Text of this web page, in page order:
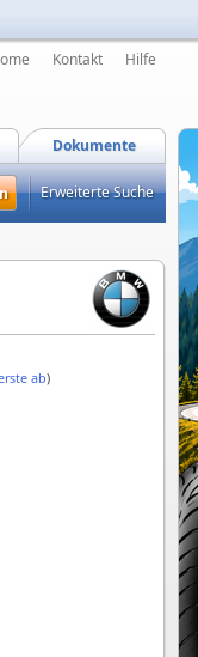
Kontakt Hilfe
Dokumente
Erweiterte Suche
ab)